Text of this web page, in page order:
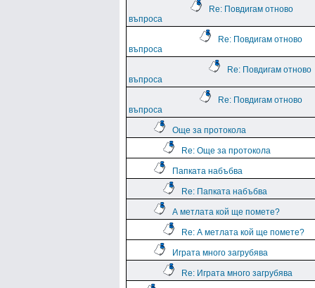
Re: Повдигам отново
въпроса
Re: Повдигам отново
въпроса
Re: Повдигам отново
въпроса
Re: Повдигам отново
въпроса
Още за протокола
Re: Още за протокола
Папката набъбва
Re: Папката набъбва
А метлата кой ще помете?
Re: А метлата кой ще помете?
Играта много загрубява
Re: Играта много загрубява